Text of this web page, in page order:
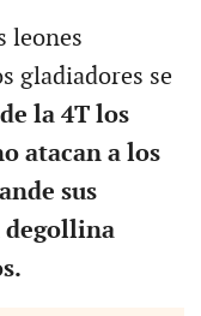
leones
gladiadores se
la 4T los
atacan a los
sus
degollina